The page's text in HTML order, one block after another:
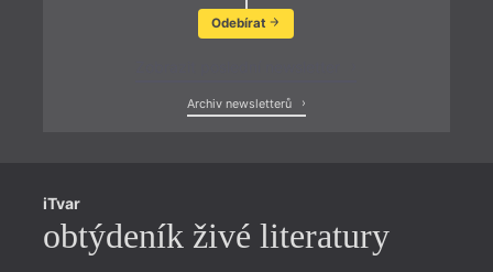
Odebírat
Archiv newsletterů
iTvar
obtýdeník živé literatury